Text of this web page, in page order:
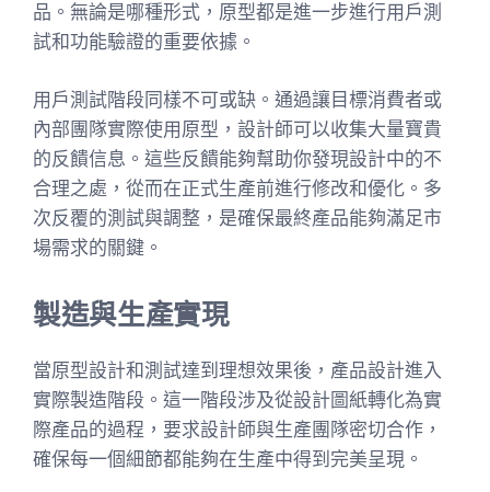
品。無論是哪種形式，原型都是進一步進行用戶測
試和功能驗證的重要依據。
用戶測試階段同樣不可或缺。通過讓目標消費者或
內部團隊實際使用原型，設計師可以收集大量寶貴
的反饋信息。這些反饋能夠幫助你發現設計中的不
合理之處，從而在正式生產前進行修改和優化。多
次反覆的測試與調整，是確保最終產品能夠滿足市
場需求的關鍵。
製造與生產實現
當原型設計和測試達到理想效果後，產品設計進入
實際製造階段。這一階段涉及從設計圖紙轉化為實
際產品的過程，要求設計師與生產團隊密切合作，
確保每一個細節都能夠在生產中得到完美呈現。